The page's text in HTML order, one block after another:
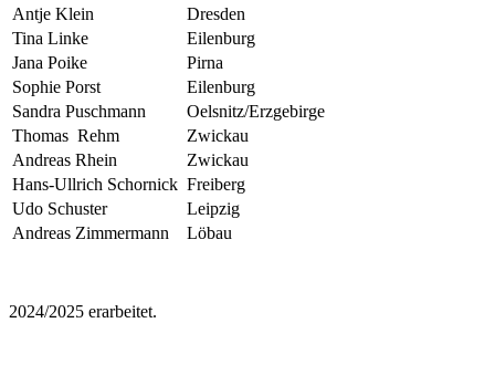
Antje Klein
Dresden
Tina Linke
Eilenburg
Jana Poike
Pirna
Sophie Porst
Eilenburg
Sandra Puschmann
Oelsnitz/Erzgebirge
Thomas Rehm
Zwickau
Andreas Rhein
Zwickau
Hans-Ullrich Schornick Freiberg
Udo Schuster
Leipzig
Andreas Zimmermann
Löbau
2024/2025 erarbeitet.